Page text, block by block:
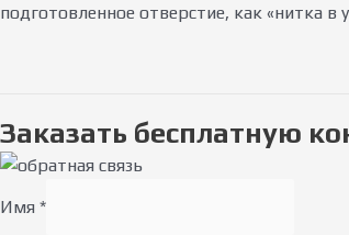
подготовленное отверстие, как «нитка
Заказать бесплатную
Имя *